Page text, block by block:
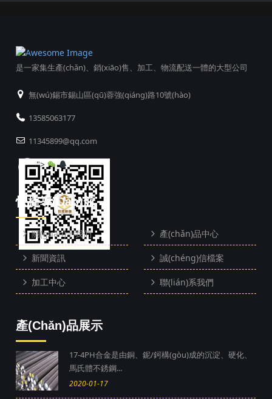
是一家集生產(chǎn)、銷(xiāo)售、加工、物流配送一體的大型公司
無(wú)錫市錫山區(qū)蓉強(qiáng)路10號(hào)
13585063177
11345899@qq.com
">
快捷導(dǎo)航
關(guān)于我們 產(chǎn)品中心
新聞資訊 誠(chéng)信檔案
加工中心 聯(lián)系我們
產(chǎn)品展示
17-4PH合金是由銅、鈮/鈳構(gòu)成的沉淀、硬化、
馬氏體不銹鋼...
2020-01-17